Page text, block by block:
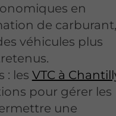
en
de carburant,
véhicules plus
: les VTC à
pour gérer les
une